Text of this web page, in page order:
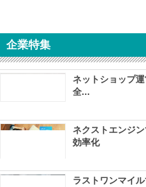
企業特集
ネットショップ
全...
ネクストエンジ
効率化
ラストワンマイ